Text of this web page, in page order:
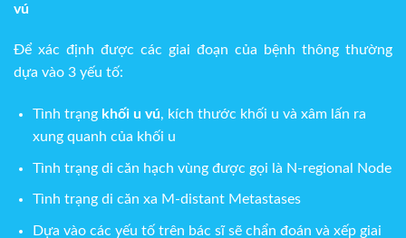
vú
Để xác định được các giai đoạn của bệnh thông thường
dựa vào 3 yếu tố:
Tình trạng khối u vú, kích thước khối u và xâm lấn ra
xung quanh của khối u
Tình trạng di căn hạch vùng được gọi là N-regional Node
Tình trạng di căn xa M-distant Metastases
Dựa vào các yếu tố trên bác sĩ sẽ chẩn đoán và xếp giai